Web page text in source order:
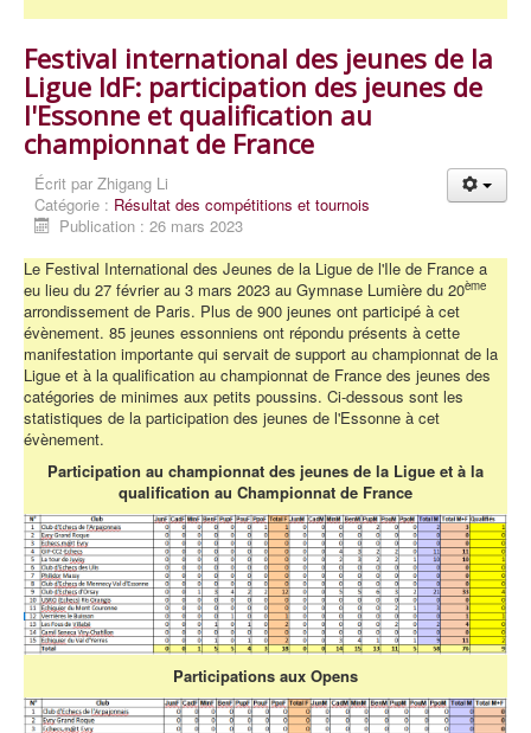
Festival international des jeunes de la
Ligue IdF: participation des jeunes de
l'Essonne et qualification au
championnat de France
Écrit par Zhigang Li
Catégorie : Résultat des compétitions et tournois
Publication : 26 mars 2023
Le Festival International des Jeunes de la Ligue de l'Ile de France a
eu lieu du 27 février au 3 mars 2023 au Gymnase Lumière du 20ème
arrondissement de Paris. Plus de 900 jeunes ont participé à cet
évènement. 85 jeunes essonniens ont répondu présents à cette
manifestation importante qui servait de support au championnat de la
Ligue et à la qualification au championnat de France des jeunes des
catégories de minimes aux petits poussins. Ci-dessous sont les
statistiques de la participation des jeunes de l'Essonne à cet
évènement.
Participation au championnat des jeunes de la Ligue et à la
qualification au Championnat de France
Participations aux Opens